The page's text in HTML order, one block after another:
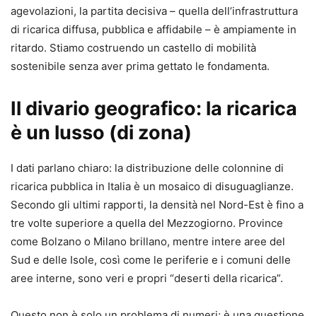
agevolazioni, la partita decisiva – quella dell’infrastruttura
di ricarica diffusa, pubblica e affidabile – è ampiamente in
ritardo. Stiamo costruendo un castello di mobilità
sostenibile senza aver prima gettato le fondamenta.
Il divario geografico: la ricarica
è un lusso (di zona)
I dati parlano chiaro: la distribuzione delle colonnine di
ricarica pubblica in Italia è un mosaico di disuguaglianze.
Secondo gli ultimi rapporti, la densità nel Nord-Est è fino a
tre volte superiore a quella del Mezzogiorno. Province
come Bolzano o Milano brillano, mentre intere aree del
Sud e delle Isole, così come le periferie e i comuni delle
aree interne, sono veri e propri “deserti della ricarica”.